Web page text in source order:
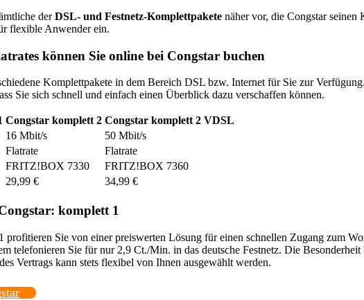
derDSL- und Festnetz-Komplettpakete näher vor, die Congstar
flexible Anwender ein.
können Sie online bei Congstar buchen
Komplettpakete in dem Bereich DSL bzw. Internet für Sie zur
Sie sich schnell und einfach einen Überblick dazu verschaffen können.
Congstar komplett 2 Congstar komplett 2 VDSL
16 Mbit/s
50 Mbit/s
Flatrate
Flatrate
FRITZ!BOX 7330
FRITZ!BOX 7360
29,99 € 34,99 €
komplett 1
Sie von einer preiswerten Lösung für einen schnellen Zugang zum
telefonieren Sie für nur 2,9 Ct./Min. in das deutsche Festnetz. Die
Vertrags kann stets flexibel von Ihnen ausgewählt werden.